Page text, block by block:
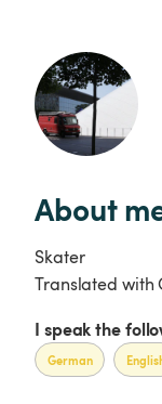
About
Skater
Translated with
I speak the
German